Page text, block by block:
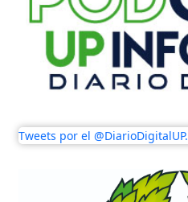
Tweets por el @DiarioDigitalUP.